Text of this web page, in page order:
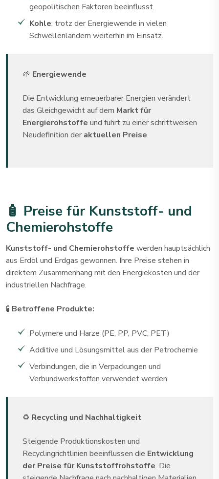
geopolitischen Faktoren beeinflusst.
Kohle: trotz der Energiewende in vielen
Schwellenländern weiterhin im Einsatz.
🌱 Energiewende
Die Entwicklung erneuerbarer Energien verändert
das Gleichgewicht auf dem Markt für
Energierohstoffe und führt zu einer schrittweisen
Neudefinition der aktuellen Preise.
🧴 Preise für Kunststoff- und
Chemierohstoffe
Kunststoff- und Chemierohstoffe werden hauptsächlich
aus Erdöl und Erdgas gewonnen. Ihre Preise stehen in
direktem Zusammenhang mit den Energiekosten und der
industriellen Nachfrage.
🧪 Betroffene Produkte:
Polymere und Harze (PE, PP, PVC, PET)
Additive und Lösungsmittel aus der Petrochemie
Verbindungen, die in Verpackungen und
Verbundwerkstoffen verwendet werden
♻️ Recycling und Nachhaltigkeit
Steigende Produktionskosten und
Recyclingrichtlinien beeinflussen die Entwicklung
der Preise für Kunststoffrohstoffe. Die